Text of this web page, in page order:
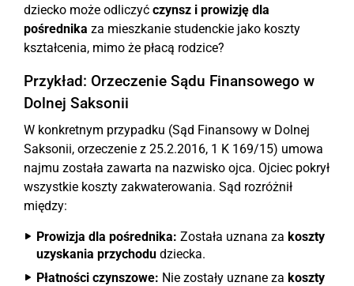
dziecko może odliczyć czynsz i prowizję dla
pośrednika za mieszkanie studenckie jako koszty
kształcenia, mimo że płacą rodzice?
Przykład: Orzeczenie Sądu Finansowego w
Dolnej Saksonii
W konkretnym przypadku (Sąd Finansowy w Dolnej
Saksonii, orzeczenie z 25.2.2016, 1 K 169/15) umowa
najmu została zawarta na nazwisko ojca. Ojciec pokrył
wszystkie koszty zakwaterowania. Sąd rozróżnił
między:
Prowizja dla pośrednika: Została uznana za koszty
uzyskania przychodu dziecka.
Płatności czynszowe: Nie zostały uznane za koszty